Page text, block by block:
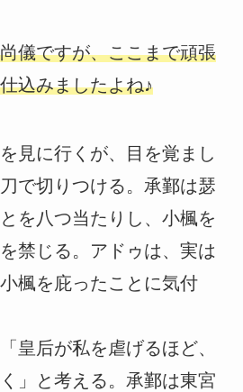
儀ですが、ここまで頑張
込みましたよね♪
見に行くが、目を覚まし
で切りつける。承鄞は瑟
を八つ当たりし、小楓を
禁じる。アドゥは、実は
楓を庇ったことに気付
皇后が私を虐げるほど、
」と考える。承鄞は東宮